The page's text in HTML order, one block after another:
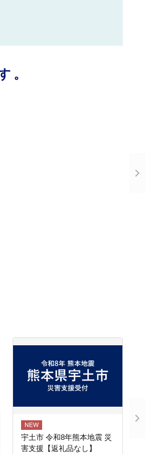
。
宇土市 令和8年熊本地震 災
害支援【返礼品なし】